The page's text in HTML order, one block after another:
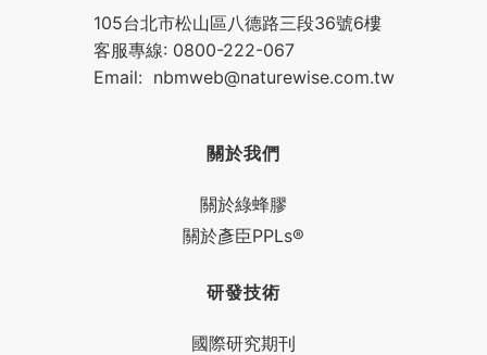
105台北市松山區八德路三段36號6樓
客服專線: 0800-222-067
Email: nbmweb@naturewise.com.tw
關於我們
關於綠蜂膠
關於彥臣PPLs®
研發技術
國際研究期刊